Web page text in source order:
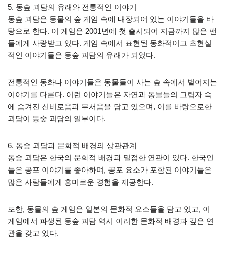
5. 동숲 괴담의 유래와 전통적인 이야기
동숲 괴담은 동물의 숲 게임 속에 내장되어 있는 이야기들을 바
탕으로 한다. 이 게임은 2001년에 첫 출시되어 지금까지 많은 팬
들에게 사랑받고 있다. 게임 속에서 표현된 동화적이고 초현실
적인 이야기들은 동숲 괴담의 유래가 되었다.
전통적인 동화나 이야기들은 동물들이 사는 숲 속에서 벌어지는
이야기를 다룬다. 이런 이야기들은 자연과 동물들의 그림자 속
에 숨겨진 신비로움과 무서움을 담고 있으며, 이를 바탕으로한
괴담이 동숲 괴담의 일부이다.
6. 동숲 괴담과 문화적 배경의 상관관계
동숲 괴담은 한국의 문화적 배경과 밀접한 연관이 있다. 한국인
들은 공포 이야기를 좋아하며, 공포 요소가 포함된 이야기들은
많은 사람들에게 흥미로운 경험을 제공한다.
또한, 동물의 숲 게임은 일본의 문화적 요소들을 담고 있고, 이
게임에서 파생된 동숲 괴담 역시 이러한 문화적 배경과 깊은 연
관을 갖고 있다.